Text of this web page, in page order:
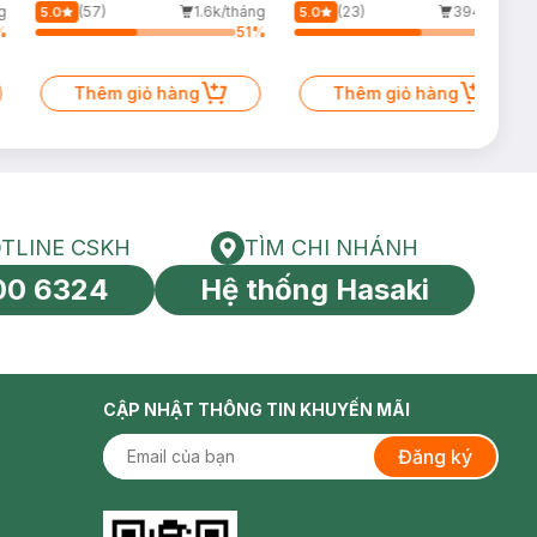
Giảm Dầu 500ml
5.0 (57)
1.6k/tháng
51%
Thêm giỏ hàng
60ml (Mới)
5.0 (23)
394/tháng
Thêm giỏ hàng
toàn cầu
HOTLINE CSKH
CSKH
6324
Tìm chi nhánh
TÌM CHI NHÁNH
Hệ thống Hasaki
CẬP NHẬT THÔNG TIN KHUYẾN MÃI
Đăng ký